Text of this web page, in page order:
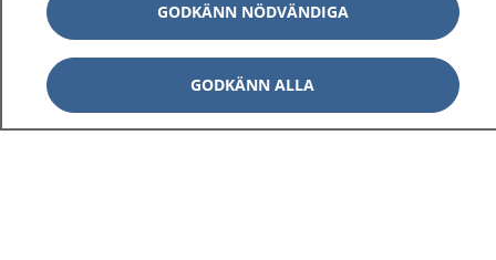
1177 på flera språk Visa
GODKÄNN NÖDVÄNDIGA
GODKÄNN ALLA